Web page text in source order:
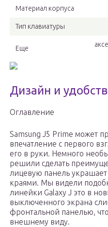
Материал корпуса
Тип клавиатуры
Еще
Дизайн и
Оглавление
Samsung J5 Prime может
впечатление с первого
его в руки. Немного
решили сделать
лицевую панель
краями. Мы видели
линейки Galaxy J это в
выключенного экрана
фронтальной панелью,
внешнему виду.